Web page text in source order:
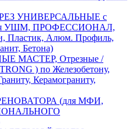
УНИВЕРСАЛЬНЫЕ с
УШМ, ПРОФЕССИОНАЛ,
Пластик, Алюм. Профиль,
Бетона)
МАСТЕР, Отрезные /
) по Железобетону,
Керамограниту,
(для МФИ,